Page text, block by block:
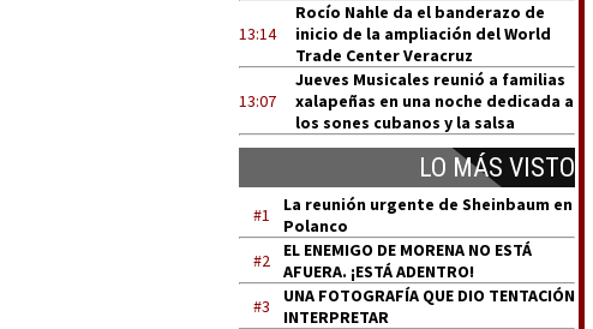
13:14
Rocío Nahle da el banderazo de
inicio de la ampliación del World
Trade Center Veracruz
13:07
Jueves Musicales reunió a familias
xalapeñas en una noche dedicada a
los sones cubanos y la salsa
LO MÁS VISTO
#1
La reunión urgente de Sheinbaum en
Polanco
#2
EL ENEMIGO DE MORENA NO ESTÁ
AFUERA. ¡ESTÁ ADENTRO!
#3
UNA FOTOGRAFÍA QUE DIO TENTACIÓN
INTERPRETAR